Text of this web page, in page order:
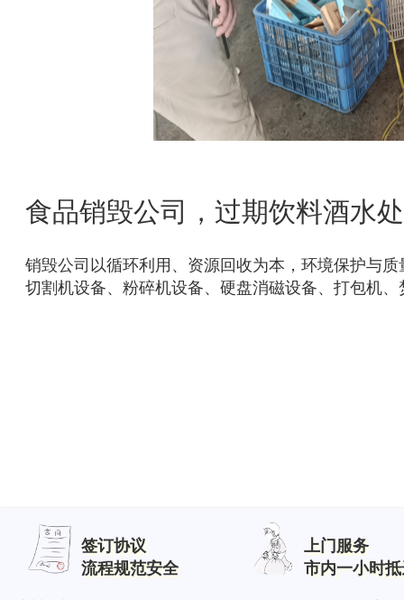
食品销毁公司，过期饮料酒水
销毁公司以循环利用、资源回收为本， 环境保护与质
切割机设备、粉碎机设备、硬盘消磁设备、打包机、
签订协议
流程规范安全
上门服务
市内一小时